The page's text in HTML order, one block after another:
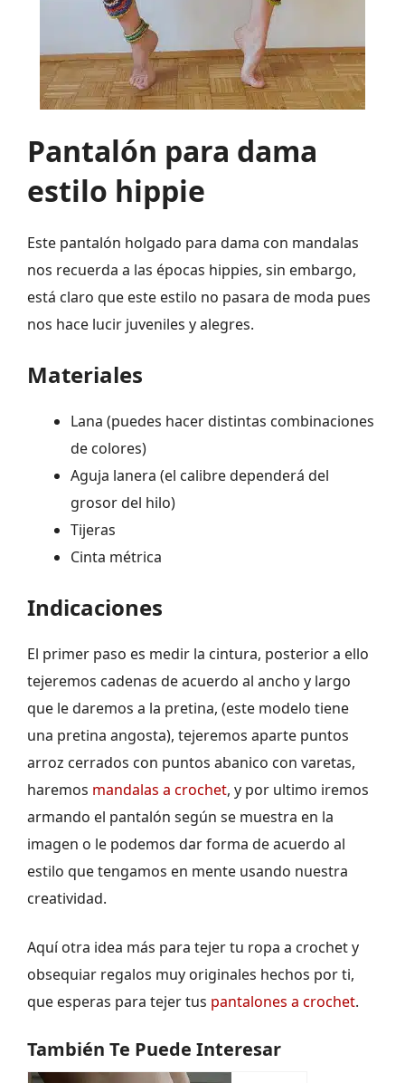
Pantalón para dama
estilo hippie
Este pantalón holgado para dama con mandalas
nos recuerda a las épocas hippies, sin embargo,
está claro que este estilo no pasara de moda pues
nos hace lucir juveniles y alegres.
Materiales
Lana (puedes hacer distintas combinaciones
de colores)
Aguja lanera (el calibre dependerá del
grosor del hilo)
Tijeras
Cinta métrica
Indicaciones
El primer paso es medir la cintura, posterior a ello
tejeremos cadenas de acuerdo al ancho y largo
que le daremos a la pretina, (este modelo tiene
una pretina angosta), tejeremos aparte puntos
arroz cerrados con puntos abanico con varetas,
haremos mandalas a crochet, y por ultimo iremos
armando el pantalón según se muestra en la
imagen o le podemos dar forma de acuerdo al
estilo que tengamos en mente usando nuestra
creatividad.
Aquí otra idea más para tejer tu ropa a crochet y
obsequiar regalos muy originales hechos por ti,
que esperas para tejer tus pantalones a crochet.
También Te Puede Interesar